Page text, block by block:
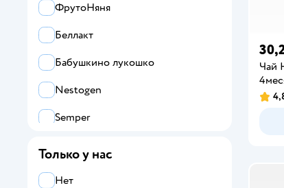
Чай
ФрутоНяня
Беллакт
Бабушкино лукошко
Nestogen
Semper
Только у нас
Нет